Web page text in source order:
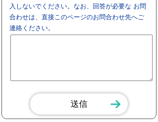
入しないでください。なお、回答が必要な お問
合わせは、直接このページのお問合わせ先へご
連絡ください。